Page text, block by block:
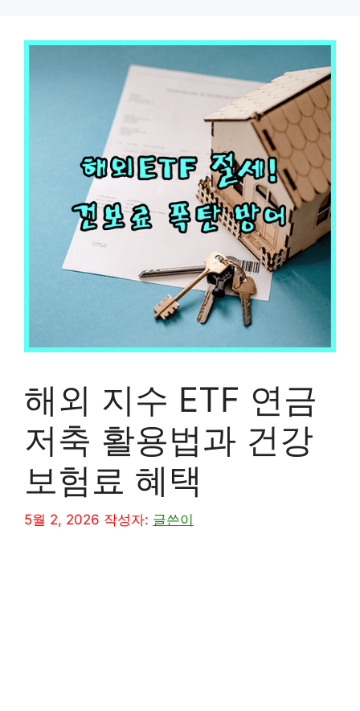
해외 지수 ETF 연금
저축 활용법과 건강
보험료 혜택
5월 2, 2026 작성자: 글쓴이